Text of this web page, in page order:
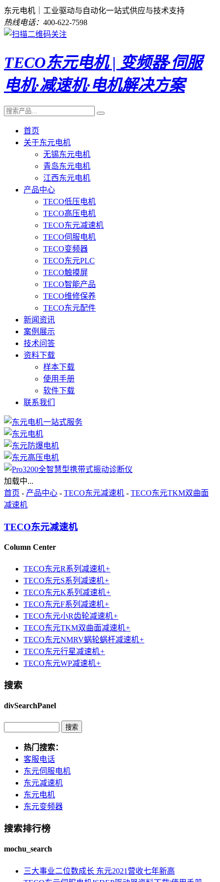
东元电机｜工业驱动与自动化一站式供应与技术支持
热线电话： 400-622-7598
TECO东元电机 | 变频器·伺服
电机·减速机·电机解决方案
首页
关于东元电机
无锡东元电机
青岛东元电机
江西东元电机
产品中心
TECO低压电机
TECO高压电机
TECO东元减速机
TECO伺服电机
TECO变频器
TECO东元PLC
TECO触摸屏
TECO智能产品
TECO维修保养
TECO东元配件
新闻资讯
案例展示
技术问答
资料下载
样本下载
使用手册
软件下载
联系我们
加载中...
首页 - 产品中心 - TECO东元减速机 - TECO东元TKM双曲面
减速机
TECO东元减速机
Column Center
TECO东元R系列减速机+
TECO东元S系列减速机+
TECO东元K系列减速机+
TECO东元F系列减速机+
TECO东元小R齿轮减速机+
TECO东元TKM双曲面减速机+
TECO东元NMRV蜗轮蜗杆减速机+
TECO东元行星减速机+
TECO东元WP减速机+
搜索
divSearchPanel
热门搜索：
客服电话
东元伺服电机
东元减速机
东元电机
东元变频器
搜索排行榜
mochu_search
三大事业二位数成长 东元2021营收七年新高